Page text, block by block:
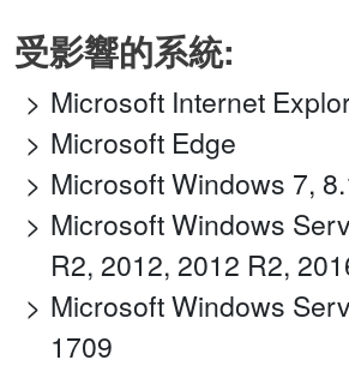
受影響的系統:
Microsoft Internet
Microsoft Edge
Microsoft Windows 7,
Microsoft Windows
R2, 2012, 2012 R2,
Microsoft Windows
1709